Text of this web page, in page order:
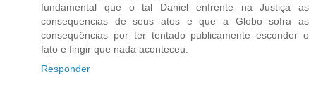
fundamental que o tal Daniel enfrente na Justiça as
consequencias de seus atos e que a Globo sofra as
consequências por ter tentado publicamente esconder o
fato e fingir que nada aconteceu.
Responder